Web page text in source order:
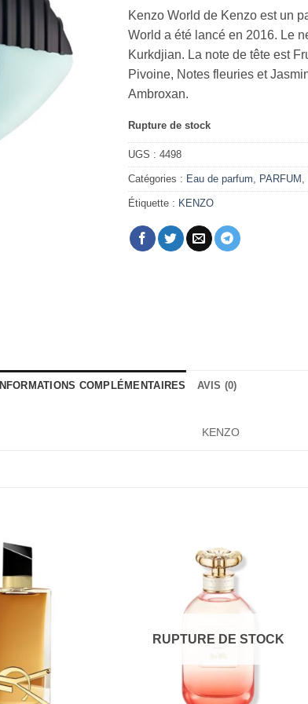
Kenzo World de Kenzo est un
World a été lancé en 2016. Le
Kurkdjian. La note de tête est
Pivoine, Notes fleuries et
Ambroxan.
Rupture de stock
UGS : 4498
Catégories : Eau de parfum, PARFUM ,
Étiquette : KENZO
INFORMATIONS COMPLÉMENTAIRES AVIS (0)
KENZO
RUPTURE DE STOCK